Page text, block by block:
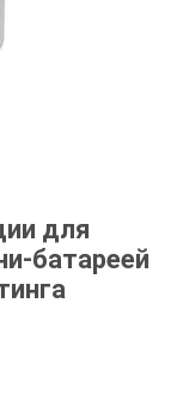
для
батареей